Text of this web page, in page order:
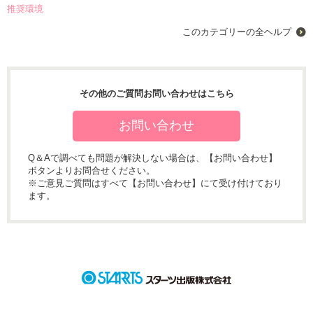
推奨環境
このカテゴリーの全ヘルプ
その他のご質問お問い合わせはこちら
お問い合わせ
Q＆Aで調べても問題が解決しない場合は、【お問い合わせ】
ボタンよりお問合せください。
※ご意見ご質問はすべて【お問い合わせ】にて受け付けており
ます。